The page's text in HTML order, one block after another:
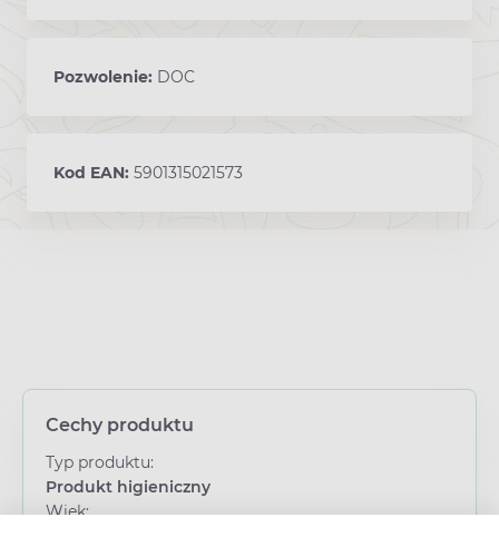
Pozwolenie: DOC
Kod EAN: 5901315021573
Cechy produktu
Typ produktu:
Produkt higieniczny
Wiek: